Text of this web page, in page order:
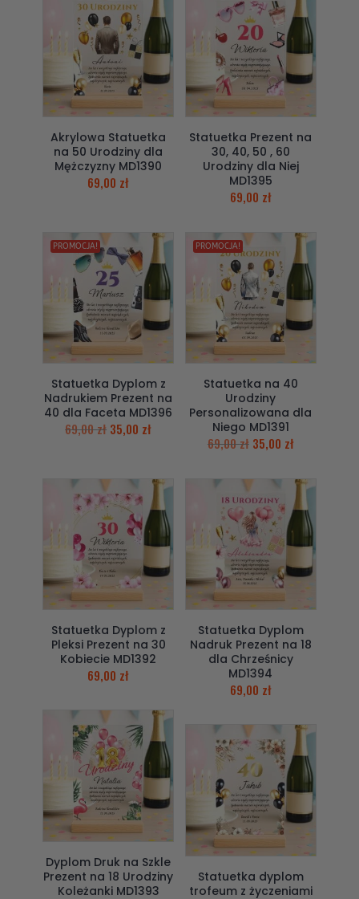
Akrylowa Statuetka
na 50 Urodziny dla
Mężczyzny MD1390
69,00 zł
Statuetka Prezent na
30, 40, 50 , 60
Urodziny dla Niej
MD1395
69,00 zł
PROMOCJA!
Statuetka Dyplom z
Nadrukiem Prezent na
40 dla Faceta MD1396
69,00zł 35,00 zł
PROMOCJA!
Statuetka na 40
Urodziny
Personalizowana dla
Niego MD1391
69,00zł 35,00 zł
Statuetka Dyplom z
Pleksi Prezent na 30
Kobiecie MD1392
69,00 zł
Statuetka Dyplom
Nadruk Prezent na 18
dla Chrześnicy
MD1394
69,00 zł
Dyplom Druk na Szkle
Prezent na 18 Urodziny
Koleżanki MD1393
Statuetka dyplom
trofeum z życzeniami